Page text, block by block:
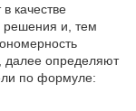
качестве
решения и, тем
далее определяют
по формуле: